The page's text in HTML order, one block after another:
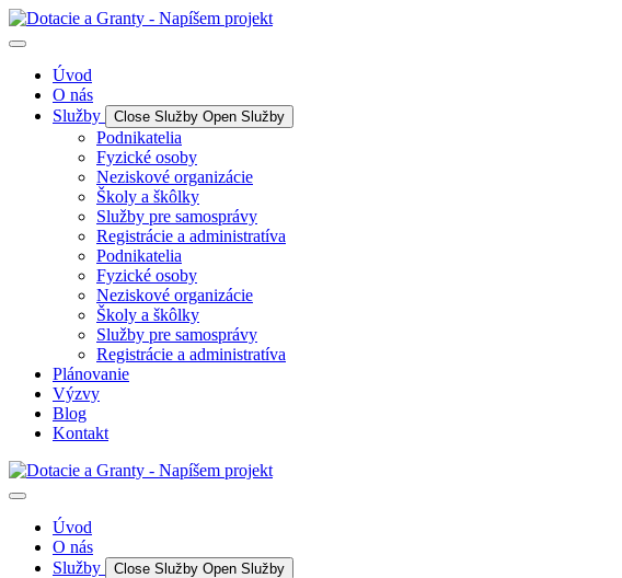
Úvod
O nás
Služby
Close Služby Open Služby
Podnikatelia
Fyzické osoby
Neziskové organizácie
Školy a škôlky
Služby pre samosprávy
Registrácie a administratíva
Podnikatelia
Fyzické osoby
Neziskové organizácie
Školy a škôlky
Služby pre samosprávy
Registrácie a administratíva
Plánovanie
Výzvy
Blog
Kontakt
Úvod
O nás
Služby
Close Služby Open Služby